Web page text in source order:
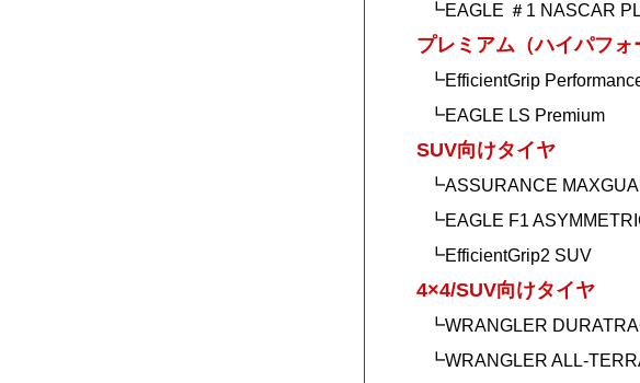
┗EAGLE ＃1 NASCAR
プレミアム（ハイパフ
┗EfficientGrip
┗EAGLE LS Premium
SUV向けタイヤ
┗ASSURANCE
┗EAGLE F1
┗EfficientGrip2 SUV
4×4/SUV向けタイヤ
┗WRANGLER
┗WRANGLER ALL-